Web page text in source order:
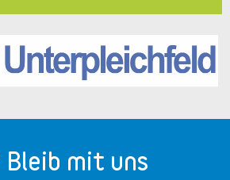
Bleib mit uns